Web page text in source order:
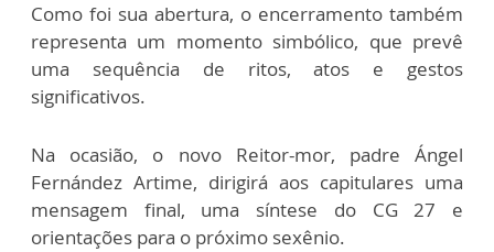
Como foi sua abertura, o encerramento também
representa um momento simbólico, que prevê
uma sequência de ritos, atos e gestos
significativos.
Na ocasião, o novo Reitor-mor, padre Ángel
Fernández Artime, dirigirá aos capitulares uma
mensagem final, uma síntese do CG 27 e
orientações para o próximo sexênio.